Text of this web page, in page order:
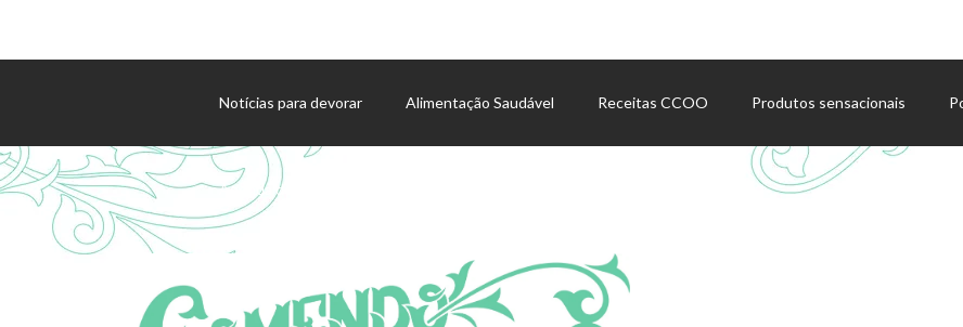
Notícias para devorar Alimentação Saudável Receitas CCOO Produtos sensacionais
Agenda de eventos